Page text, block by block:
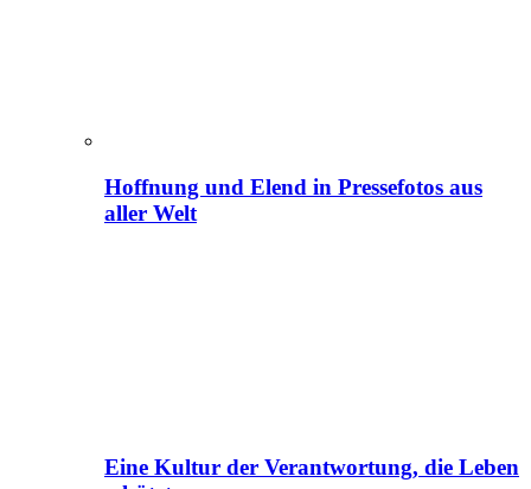
Hoffnung und Elend in Pressefotos aus
aller Welt
Eine Kultur der Verantwortung, die Leben